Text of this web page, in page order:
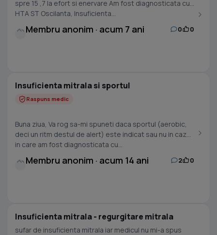
spre 15 ,7 la efort si enervare Am fost diagnosticata cu
HTA ST Oscilanta, Insuficienta...
Membru anonim · acum 7 ani 0 0
Insuficienta mitrala si sportul
Raspuns medic
Buna ziua, Va rog sa-mi spuneti daca sportul (aerobic,
deci un ritm destul de alert) este indicat sau nu in cazul
in care am fost diagnosticata cu...
Membru anonim · acum 14 ani 2 0
Insuficienta mitrala - regurgitare mitrala
sufar de insuficienta mitrala iar medicul nu mi-a spus